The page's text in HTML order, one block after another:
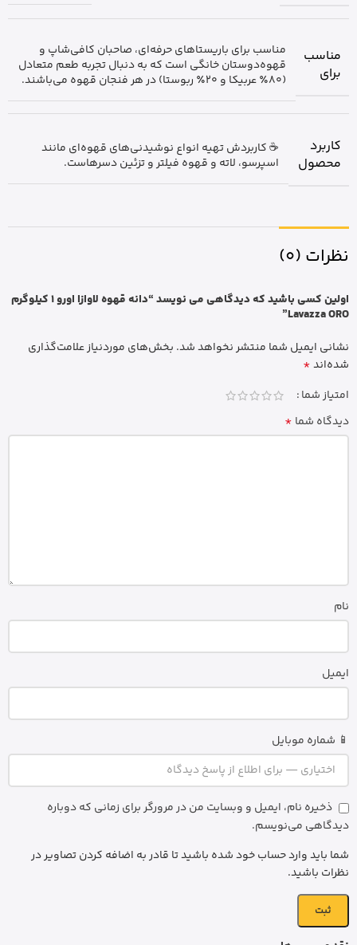
مناسب
برای
مناسب برای باریستاهای حرفه‌ای، صاحبان کافی‌شاپ و
قهوه‌دوستان خانگی است که به دنبال تجربه طعم متعادل
(۸۰٪ عربیکا و ۲۰٪ ربوستا) در هر فنجان قهوه می‌باشند.
کاربرد
محصول
☕ کاربردش تهیه انواع نوشیدنی‌های قهوه‌ای مانند
اسپرسو، لاته و قهوه فیلتر و تزئین دسرهاست.
نظرات (0)
اولین کسی باشید که دیدگاهی می نویسد “دانه قهوه لاوازا اورو 1 کیلوگرم
Lavazza ORO”
نشانی ایمیل شما منتشر نخواهد شد. بخش‌های موردنیاز علامت‌گذاری
شده‌اند*
امتیاز شما
دیدگاه شما *
نام
ایمیل
📱 شماره موبایل
ذخیره نام، ایمیل و وبسایت من در مرورگر برای زمانی که دوباره
دیدگاهی می‌نویسم.
شما باید وارد حساب خود شده باشید تا قادر به اضافه کردن تصاویر در
نظرات باشید.